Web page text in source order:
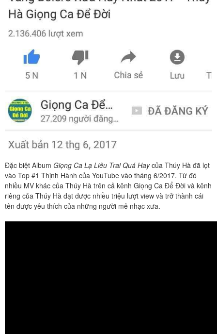
Đặc biệt Album Giọng Ca Lạ Liêu Trai Quá Haycủa Thúy Hà đã lọt
vào Top #1 Thịnh Hành của YouTube vào tháng 6/2017. Từ đó
nhiều MV khác của Thúy Hà trên cả kênh Giọng Ca Để Đời và kênh
riêng của Thúy Hà đạt được nhiều triệu lượt view và trở thành cái
tên được yêu thích của những người mê nhạc xưa.